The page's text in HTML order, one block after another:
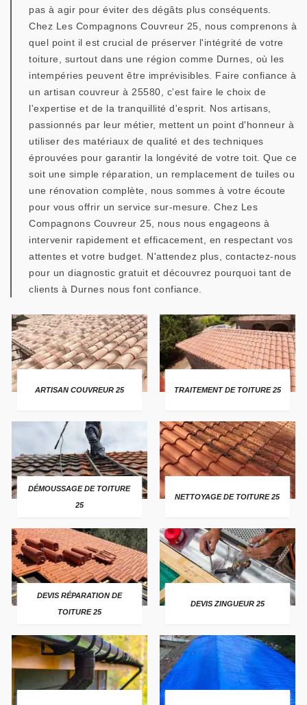
pas à agir pour éviter des dégâts plus conséquents.
Chez Les Compagnons Couvreur 25, nous comprenons à
quel point il est crucial de préserver l'intégrité de votre
toiture, surtout dans une région comme Durnes, où les
intempéries peuvent être imprévisibles. Faire confiance à
un artisan couvreur à 25580, c'est faire le choix de
l'expertise et de la tranquillité d'esprit. Nos artisans,
passionnés par leur métier, mettent un point d'honneur à
utiliser des matériaux de qualité et des techniques
éprouvées pour garantir la longévité de votre toit. Que ce
soit une simple réparation, un remplacement de tuiles ou
une rénovation complète, nous sommes à votre écoute
pour vous offrir un service sur-mesure. Chez Les
Compagnons Couvreur 25, nous nous engageons à
intervenir rapidement et efficacement, en respectant vos
attentes et votre budget. N'attendez plus, contactez-nous
pour un diagnostic gratuit et découvrez pourquoi tant de
clients à Durnes nous font confiance.
ARTISAN COUVREUR 25 TRAITEMENT DE TOITURE 25
DÉMOUSSAGE DE TOITURE
25
NETTOYAGE DE TOITURE 25
DEVIS RÉPARATION DE
TOITURE 25
DEVIS ZINGUEUR 25